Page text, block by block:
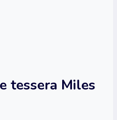
tessera Miles